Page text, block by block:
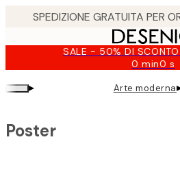
SALE - 50% DI SCONTO
0 min0 s
fino
a:
▸ Arte moderna
Poster